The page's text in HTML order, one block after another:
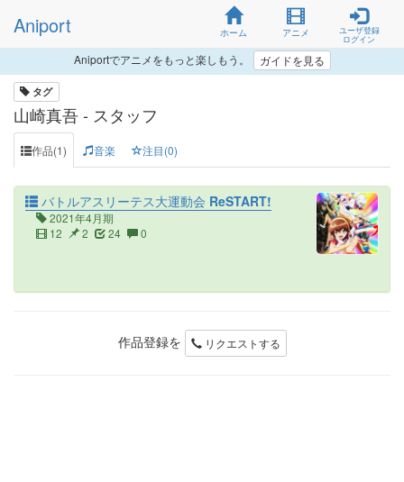
Aniport ホーム アニメ
ユーザ登録
ログイン
Aniportでアニメをもっと楽しもう。 ガイドを見る
タグ
山崎真吾 - スタッフ
作品(1) 音楽 注目(0)
バトルアスリーテス大運動会 ReSTART!
2021年4月期
12
2 24 0
作品登録を リクエストする